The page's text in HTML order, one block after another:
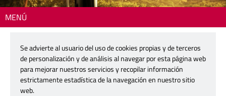
MENÚ
inolvidables
La Nube de Ideas, o el sueño de crear
marcas inolvidables
Se advierte al usuario del uso de cookies propias y de terceros
de personalización y de análisis al navegar por esta página web
para mejorar nuestros servicios y recopilar información
estrictamente estadística de la navegación en nuestro sitio
web.